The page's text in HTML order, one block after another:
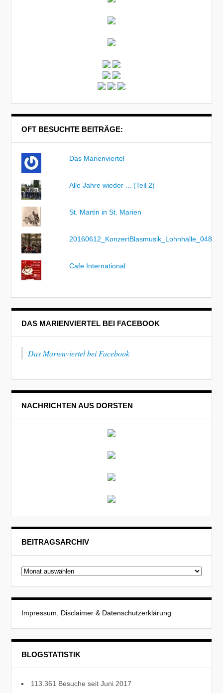
OFT BESUCHTE BEITRÄGE:
Das Marienviertel
Alle Jahre wieder ... (Teil 2)
St. Martin in St. Marien
20160612_KonzertBlasmusik_Lohnhalle_048
Cafe International
DAS MARIENVIERTEL BEI FACEBOOK
Das Marienviertel bei Facebook
NACHRICHTEN AUS DORSTEN
BEITRAGSARCHIV
Beitragsarchiv
Impressum, Disclaimer & Datenschutzerklärung
BLOGSTATISTIK
113.361 Besuche seit Juni 2017